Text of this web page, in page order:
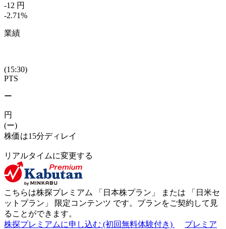
-12 円
-2.71%
業績
(15:30)
PTS
ー
円
(ー)
株価は15分ディレイ
リアルタイムに変更する
こちらは株探プレミアム 「 日本株プラン 」 または 「 日米セ
ットプラン 」 限定コンテンツ です。プランをご契約して見
ることができます。
株探プレミアムに申し込む (初回無料体験付き)
プレミア